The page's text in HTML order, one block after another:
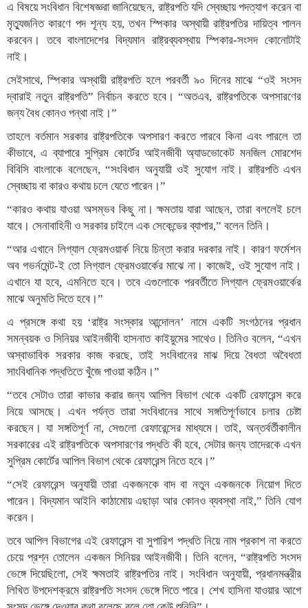
এ বিষয়ে সংবিধান বিশেষজ্ঞরা জানিয়েছেন, রাষ্ট্রপতি যদি স্বেচ্ছায় পদত্যাগ করেন বা
মৃত্যুজনিত কারণে পদ শূন্য হয়, তখন স্পিকার অস্থায়ী রাষ্ট্রপতির দায়িত্ব পালন
করবেন। তবে বাংলাদেশের বিদ্যমান রাষ্ট্রব্যবস্থায় স্পিকার-সংসদ কোনোটাই
নাই।
সেইসাথে, স্পিকার অস্থায়ী রাষ্ট্রপতি হলে পরবর্তী ৯০ দিনের মাঝে “ওই সংসদ
দ্বারাই নতুন রাষ্ট্রপতি” নির্বাচন করতে হবে। “অতএব, রাষ্ট্রপতিকে অপসারণের
জন্য বৈধ কোনও পন্থা নাই।”
তাহলে বর্তমান সরকার রাষ্ট্রপতিকে অপসারণ করতে পারবে কিনা এবং পারলে তা
কীভাবে, এ ব্যাপারে সুপ্রিম কোর্টের আইনজীবী অ্যাডভোকেট মনজিল মোরশেদ
বিবিসি বাংলাকে বলেছেন, “সংবিধান অনুযায়ী ওই সুযোগ নাই। রাষ্ট্রপতি এখন
স্বেচ্ছায় বা কারও কথায় চলে যেতে পারেন।”
“কারও কথায় যাওয়া অসম্ভব কিছু না। ক্ষমতায় যারা আছেন, তারা বললেই চলে
যাবে। সেনাবাহিনী ও সরকার চাইলে এক সেকেন্ডের ব্যাপার,” বলেন তিনি।
“আর এখানে লিগ্যাল ফ্রেমওয়ার্ক নিয়ে চিন্তা করার দরকার নাই। কারণ ফর্মেশন
অব গভর্নমেন্ট-ই তো লিগ্যাল ফ্রেমওয়ার্কের মাঝে না। কাজেই, ওই সুযোগ নাই।
এখানে যা হবে, এমনিতে হবে। তবে এগুলোকে পরবর্তীতে লিগ্যাল ফ্রেমওয়ার্কের
মাঝে অনুমতি দিতে হবে।”
এ প্রসঙ্গে কথা হয় ‘রাষ্ট্র সংস্কার আন্দোলন’ নামে একটি সংগঠনের প্রধান
সমন্বয়ক ও সিনিয়র আইনজীবী হাসনাত কাইয়ুমের সাথেও। তিনিও বলেন, “এখন
অস্বাভাবিক সরকার কাজ করছে, তাই সংবিধানের মাঝ দিয়ে বৈধতা অবৈধতা
সাংবিধানিক পদ্ধতিতে খুঁজে পাওয়া কঠিন।”
“তবে সেটাও তারা কাভার করার জন্য আপিল বিভাগ থেকে একটি রেফারেন্স করে
নিয়ে আসছে। এখন পর্যন্ত তারা সংবিধানের সাথে সঙ্গতিপূর্ণভাবে চলার চেষ্টা
করছেন। যা সঙ্গতিপূর্ণ না, সেগুলো রেফারেন্সের মাধ্যমে। তাই, অন্তর্বর্তীকালীন
সরকারের এই রাষ্ট্রপতিকে অপসারণের পদ্ধতি কী হবে, সেটার জন্য তাদেরকে এখন
সুপ্রিম কোর্টের আপিল বিভাগ থেকে রেফারেন্স নিতে হবে।”
“সেই রেফারেন্স অনুযায়ী তারা একজনকে বাদ বা নতুন একজনকে নিয়োগ দিতে
পারেন। বিদ্যমান আইনি কাঠামোয় এছাড়া আর কোনও ব্যবস্থা নাই,” তিনি যোগ
করেন।
তবে আপিল বিভাগের এই রেফারেন্স বা সুপারিশ পদ্ধতি নিয়ে নাম প্রকাশ না করতে
চেয়ে প্রশ্ন তোলেন একজন সিনিয়র আইনজীবী। তিনি বলেন, “রাষ্ট্রপতি সংসদ
ভেঙ্গে দিয়েছিলো, সেই ক্ষমতাই রাষ্ট্রপতির নাই। সংবিধান অনুযায়ী, প্রধানমন্ত্রীর
লিখিত উপদেশক্রমে রাষ্ট্রপতি সংসদ ভেঙ্গে দিতে পারে। শেখ হাসিনা যাওয়ার আগে